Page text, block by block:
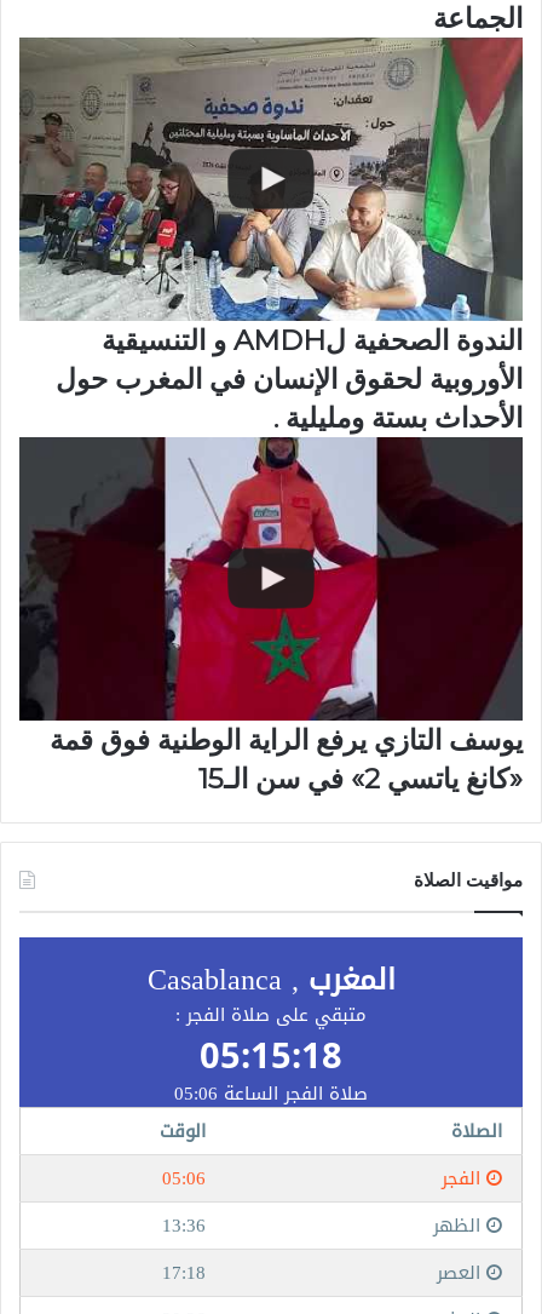
الجماعة
الندوة الصحفية لAMDH و التنسيقية
الأوروبية لحقوق الإنسان في المغرب حول
الأحداث بستة ومليلية .
يوسف التازي يرفع الراية الوطنية فوق قمة
«كانغ ياتسي 2» في سن الـ15
مواقيت الصلاة